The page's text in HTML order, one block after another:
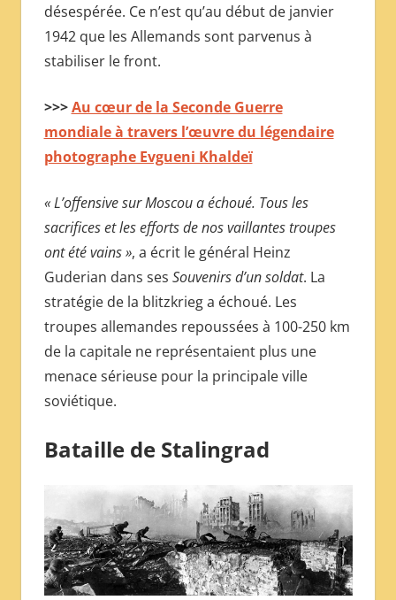
désespérée. Ce n’est qu’au début de janvier
1942 que les Allemands sont parvenus à
stabiliser le front.
>>>Au cœur de la Seconde Guerre
mondiale à travers l’œuvre du légendaire
photographe Evgueni Khaldeï
« L’offensive sur Moscou a échoué. Tous les
sacrifices et les efforts de nos vaillantes troupes
ont été vains », a écrit le général Heinz
Guderian dans ses Souvenirs d’un soldat. La
stratégie de la blitzkrieg a échoué. Les
troupes allemandes repoussées à 100-250 km
de la capitale ne représentaient plus une
menace sérieuse pour la principale ville
soviétique.
Bataille de Stalingrad